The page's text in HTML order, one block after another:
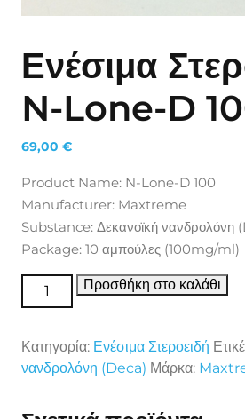
Ενέσιμα
N-Lone-D
69,00 €
Product Name: N-Lone-D 100
Manufacturer: Maxtreme
Substance: Δεκανοϊκή νανδρολόνη
Package: 10 αμπούλες (100mg/ml)
Ενέσιμα Στεροειδή N-Lone-D 100
Προσθήκη στο καλάθι
Κατηγορία: Ενέσιμα Στεροειδή
νανδρολόνη (Deca) Μάρκα: